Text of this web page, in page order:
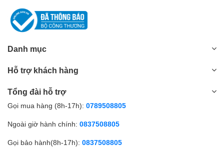
Danh mục
Hỗ trợ khách hàng
Tổng đài hỗ trợ
Gọi mua hàng (8h-17h): 0789508805
Ngoài giờ hành chính: 0837508805
Gọi bảo hành(8h-17h): 0837508805